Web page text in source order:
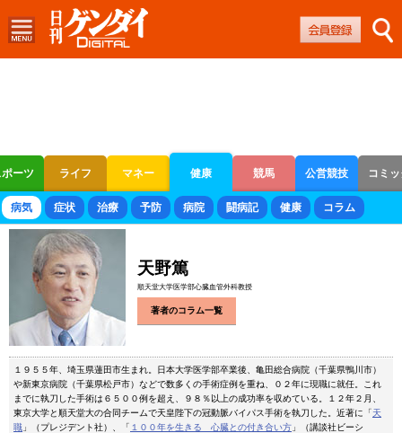
ーツ ライフ マネー 健康 競馬 公営競技 コミ
ボートレース 競輪 オートレース
病気 症状 治療 予防 病院 闘病記 健康 コラム
天野篤
順天堂大学医学部心臓血管外科教授
著者のコラム一覧
１９５５年、埼玉県蓮田市生まれ。日本大学医学部卒業後、亀田総合病院（千葉県鴨川市）
や新東京病院（千葉県松戸市）などで数多くの手術症例を重ね、０２年に現職に就任。これ
までに執刀した手術は６５００例を超え、９８％以上の成功率を収めている。１２年２月、
東京大学と順天堂大の合同チームで天皇陛下の冠動脈バイパス手術を執刀した。近著に「天
職 」（プレジデント社）、「 １００年を生きる 心臓との付き合い方 」（講談社ビーシ